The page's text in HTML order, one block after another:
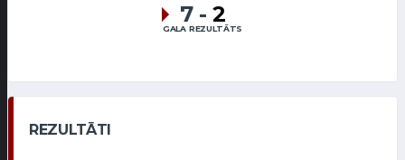
7 - 2
GALA REZULTĀTS
REZULTĀTI